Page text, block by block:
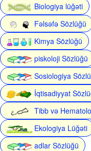
Biologiya lüğəti
Fəlsəfə Sözlüğü
Kimya Sözlüğü
piskoloji Sözlüğü
Sosiologiya
İqtisadiyyat
Tibb və
Ekologiya Lüğəti
adlar Sözlüğü